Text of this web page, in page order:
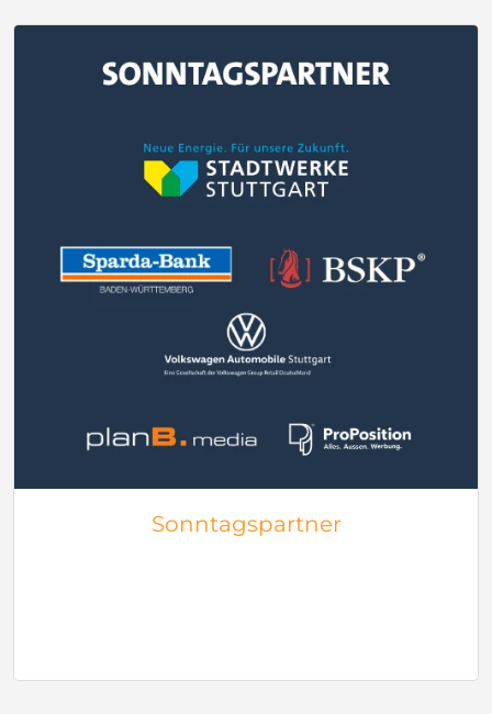
Sonntagspartner